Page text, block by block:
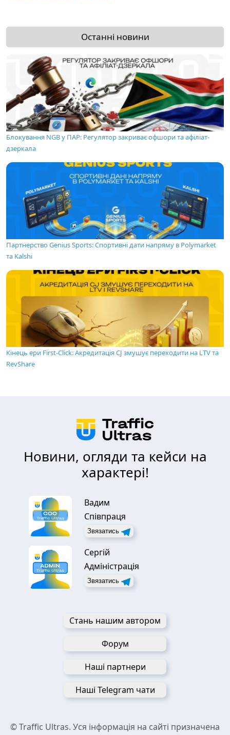
Останні новини
Блокування NGB у ПАР: Регулятор закриває офшори та афіліат-
дзеркала
Партнерство Genius Sports: Спортивні дати напряму в Polymarket
та Kalshi
Кінець ери First-Click: Акредитація CJ змушує переходити на LTV та
RevShare
Новини, огляди та кейси на
характері!
Вадим
Співпраця
Звязатись
Сергій
Адміністрація
Звязатись
Стань нашим автором
Форум
Наші партнери
Наші Telegram чати
© Traffic Ultras. Уся інформація на сайті призначена